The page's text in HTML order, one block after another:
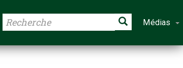
Médias